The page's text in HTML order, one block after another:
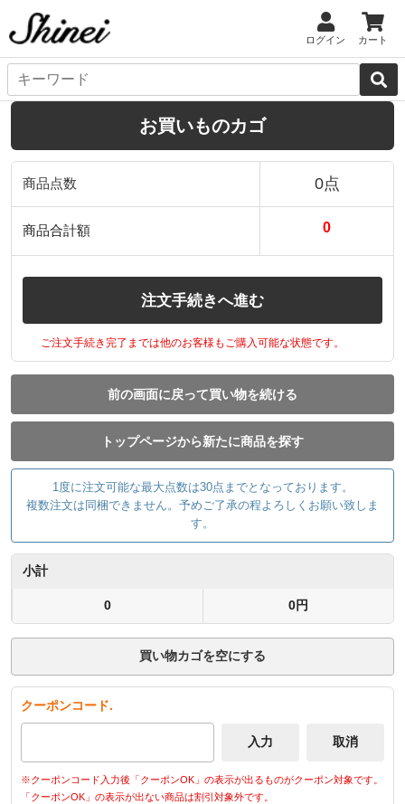
ログイン カート
お買いものカゴ
商品点数 0点
商品合計額 0
注文手続きへ進む
ご注文手続き完了までは他のお客様もご購入可能な状態です。
前の画面に戻って買い物を続ける
トップページから新たに商品を探す
1度に注文可能な最大点数は30点までとなっております。
複数注文は同梱できません。予めご了承の程よろしくお願い致しま
す。
小計
0 0円
買い物カゴを空にする
クーポンコード.
※クーポンコード入力後「クーポンOK」の表示が出るものがクーポン対象です。
「クーポンOK」の表示が出ない商品は割引対象外です。